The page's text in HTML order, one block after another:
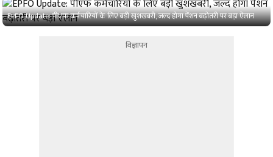
EPFO Update: पीएफ कर्मचारियों के लिए बड़ी खुशखबरी, जल्द होगा पेंशन बढ़ोतरी पर बड़ा ऐलान
विज्ञापन